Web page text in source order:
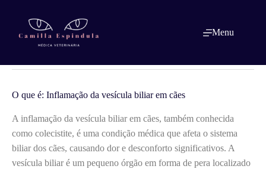
conteúdo
Menu
O que é: Inflamação da vesícula biliar
em cães
O que é: Inflamação da vesícula biliar em cães
A inflamação da vesícula biliar em cães, também conhecida
como colecistite, é uma condição médica que afeta o sistema
biliar dos cães, causando dor e desconforto significativos. A
vesícula biliar é um pequeno órgão em forma de pera localizado